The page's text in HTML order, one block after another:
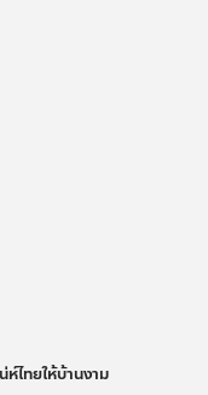
ไทยให้บ้านงาม